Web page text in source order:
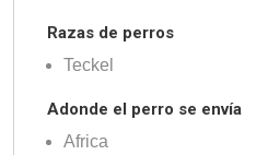
Razas de perros
Teckel
Adonde el perro se envía
Africa